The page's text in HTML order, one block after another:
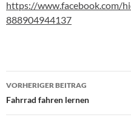
https://www.facebook.com/
888904944137
Beitragsnavigation
VORHERIGER BEITRAG
Fahrrad fahren lernen